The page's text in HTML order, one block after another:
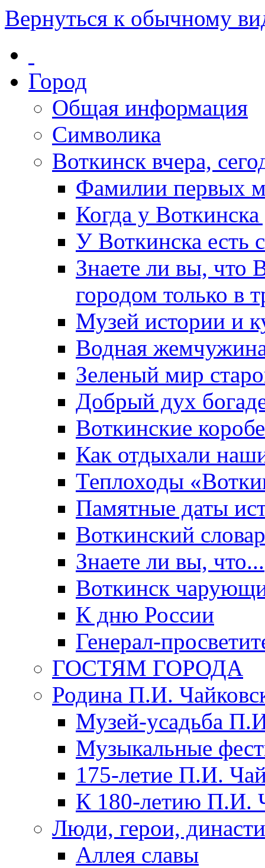
Вернуться к обычному
Город
Общая информация
Символика
Воткинск вчера,
Фамилии первых
Когда у
У Воткинска есть
Знаете ли вы, что
городом только в
Музей истории и
Водная
Зеленый мир
Добрый дух
Воткинские
Как отдыхали
Теплоходы
Памятные даты
Воткинский
Знаете ли вы, что...
Воткинск
К дню России
Генерал-
ГОСТЯМ ГОРОДА
Родина П.И.
Музей-усадьба
Музыкальные
175-летие П.И.
К 180-летию П.И.
Люди, герои,
Аллея славы